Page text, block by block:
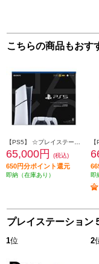
こちらの商品もおす
65,000円 (税込)
650円分ポイント還元
即納（在庫あり） 即
プレイステーション
1位 2